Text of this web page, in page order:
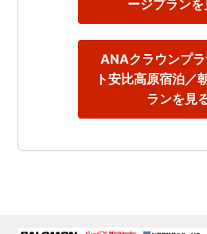
ージプランを
ANAクラウンプ
ト安比高原宿泊／
ランを見